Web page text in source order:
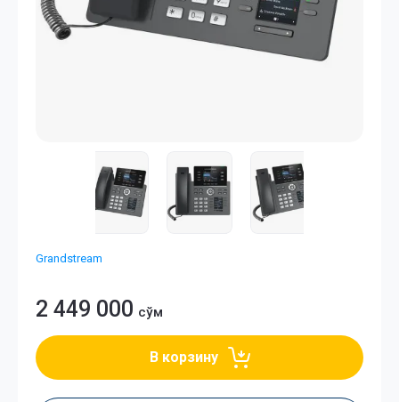
Grandstream
2 449 000 сўм
В корзину